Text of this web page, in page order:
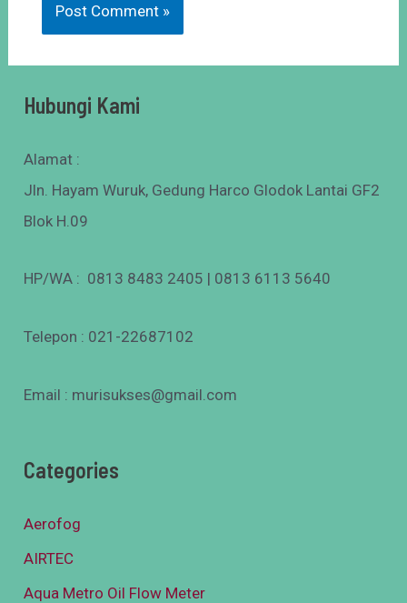
Hubungi Kami
Alamat :
Jln. Hayam Wuruk, Gedung Harco Glodok Lantai GF2
Blok H.09
HP/WA : 0813 8483 2405 | 0813 6113 5640
Telepon : 021-22687102
Email : murisukses@gmail.com
Categories
Aerofog
AIRTEC
Aqua Metro Oil Flow Meter